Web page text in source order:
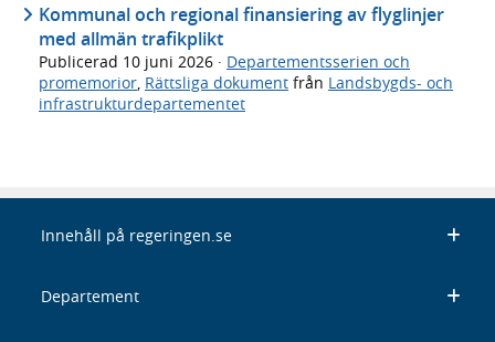
Kommunal och regional finansiering av flyglinjer
med allmän trafikplikt
Publicerad 10 juni 2026 · Departementsserien och
promemorior Rättsliga dokument från Landsbygds- och
infrastrukturdepartementet
Innehåll på regeringen.se
Departement